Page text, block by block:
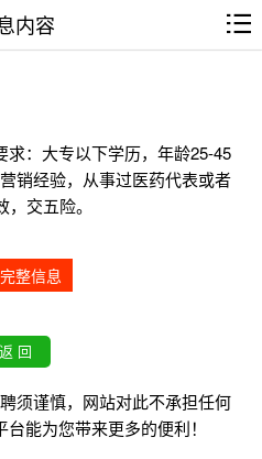
内容
：大专以下学历，年龄25-45
销经验，从事过医药代表或者
交五险。
整信息
须谨慎，网站对此不承担任何
能为您带来更多的便利！